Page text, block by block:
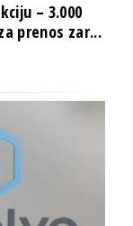
– 3.000
prenos zar...